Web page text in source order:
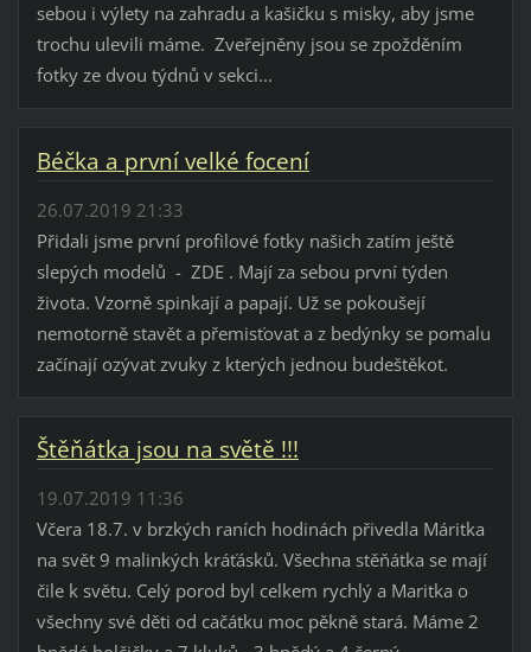
sebou i výlety na zahradu a kašičku s misky, aby jsme
trochu ulevili máme. Zveřejněny jsou se zpožděním
fotky ze dvou týdnů v sekci...
Béčka a první velké focení
26.07.2019 21:33
Přidali jsme první profilové fotky našich zatím ještě
slepých modelů - ZDE . Mají za sebou první týden
života. Vzorně spinkají a papají. Už se pokoušejí
nemotorně stavět a přemisťovat a z bedýnky se pomalu
začínají ozývat zvuky z kterých jednou budeštěkot.
Štěňátka jsou na světě !!!
19.07.2019 11:36
Včera 18.7. v brzkých raních hodinách přivedla Máritka
na svět 9 malinkých kráťásků. Všechna stěňátka se mají
čile k světu. Celý porod byl celkem rychlý a Maritka o
všechny své děti od cačátku moc pěkně stará. Máme 2